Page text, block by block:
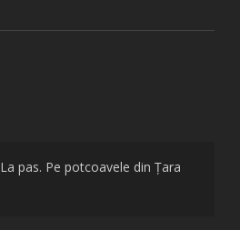
La pas. Pe potcoavele din Țara